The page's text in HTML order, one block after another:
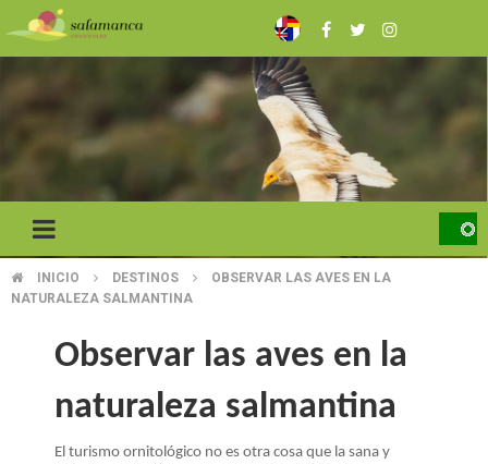
Pasar
al
SOBRESCRIBIR
AYUDA
INICIO DESTINOS
OBSERVAR LAS AVES EN LA
NATURALEZA SALMANTINA
Observar las aves en la
naturaleza salmantina
El turismo ornitológico no es otra cosa que la sana y